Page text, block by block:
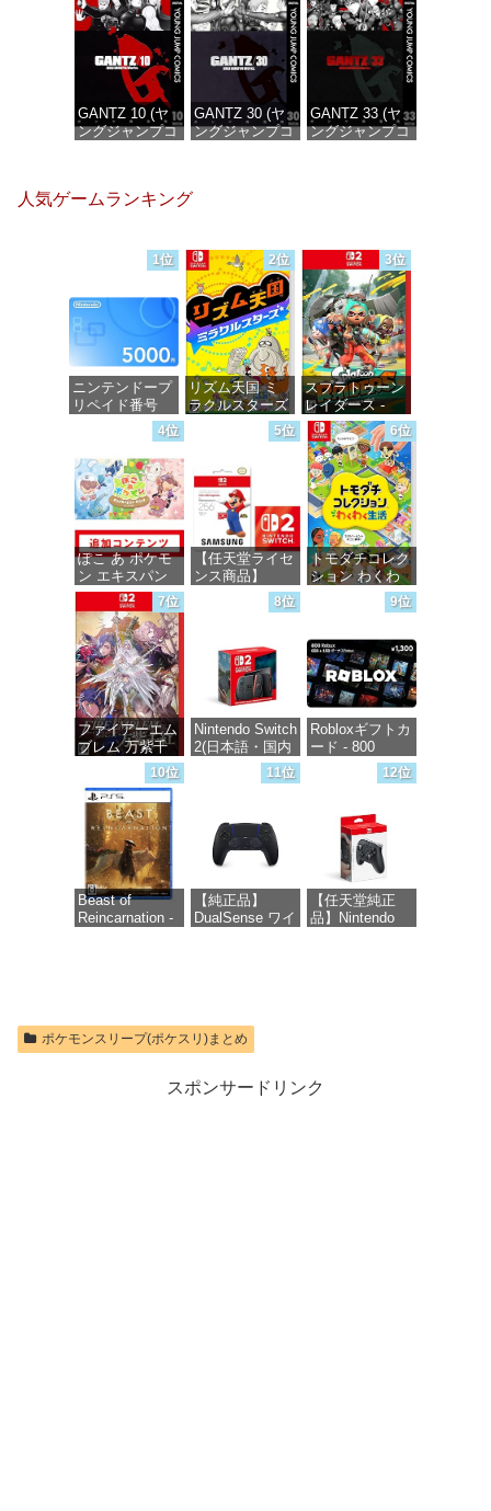
価格：¥100 価格：¥100 価格：¥100
GANTZ 10 (ヤ
ングジャンプコ
価格：¥100
GANTZ 30 (ヤ
ングジャンプコ
GANTZ 33 (ヤ
ングジャンプコ
人気ゲームランキング
1位
ニンテンドープ
リペイド番号
5000円|オンラ
インコード版
価格：¥5,000
2位
リズム天国 ミ
ラクルスターズ
3位
スプラトゥーン
レイダース -
Switch2
価格：¥6,455
4位
ぽこ あ ポケモ
ン エキスパン
ションパス|オン
ラインコード版
価格：¥4,400
5位
【任天堂ライセ
ンス商品】
256GB for
Nintendo Switch
2(サムスン マイ
クロSDエクス
プレスカード
256GB)
【Amazon.co.jp
限定特典】
Nintendo S
価格：¥9,980
6位
トモダチコレク
ション わくわ
く生活 -Switch
7位
ファイアーエム
ブレム 万紫千
紅 -Switch2
価格：¥8,979
8位
Nintendo Switch
2(日本語・国内
9位
Robloxギフトカ
ード - 800
Robux 【限定バ
ーチャルアイテ
【オンラインゲ
ームコード】
ロブロックス |
オンラインコー
ド版
価格：¥1,300
10位
Beast of
Reincarnation -
11位
【純正品】
DualSense ワイ
価格：¥10,737
12位
【任天堂純正
品】Nintendo
ポケモンスリープ(ポケスリ)まとめ
スポンサードリンク